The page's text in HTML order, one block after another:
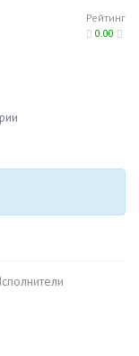
Рейтинг
0.00